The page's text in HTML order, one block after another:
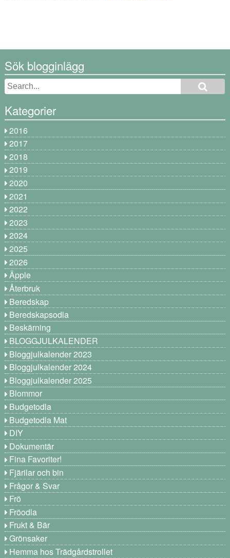
Sök blogginlägg
Kategorier
2016
2017
2018
2019
2020
2021
2022
2023
2024
2025
2026
Äpple
Återbruk
Beredskap
Beredskapsodla
Beskärning
BLOGGJULKALENDER
Bloggjulkalender 2023
Bloggjulkalender 2024
Bloggjulkalender 2025
Blommor
Budgetodla
Budgetodla Mat
DIY
Dokumentär
Fina Favoriter!
Fjärilar och bin
Frågor & Svar
Frö
Fröodla
Frukt & Bär
Grönsaker
Hemma hos Trädgårdstrollet